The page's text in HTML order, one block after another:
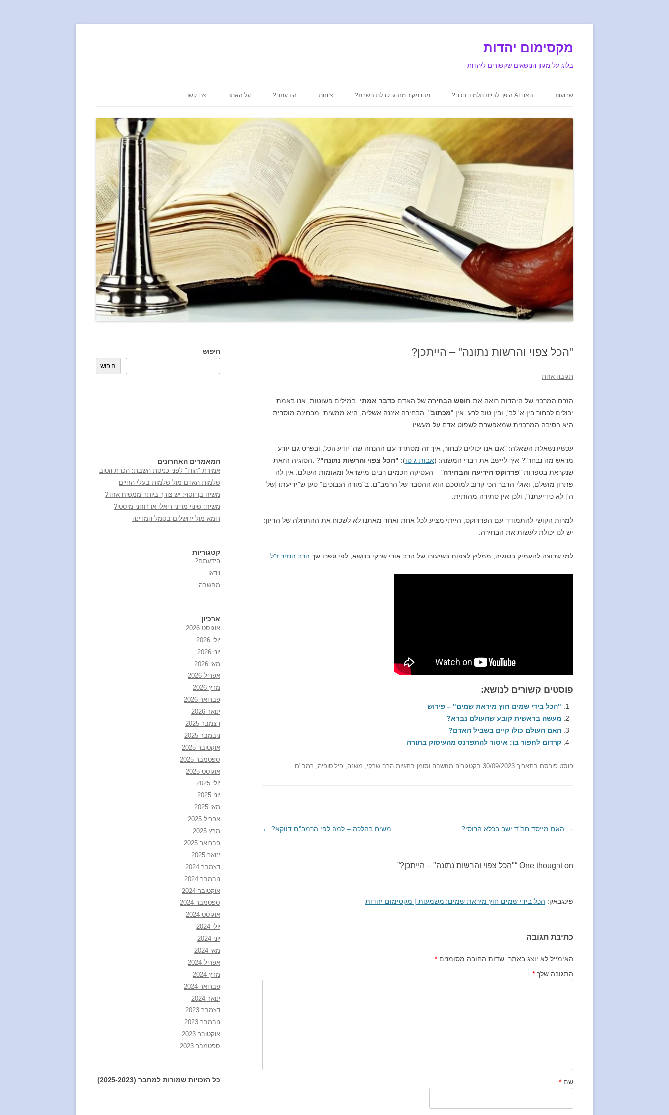
מקסימום יהדות
בלוג על מגוון הנושאים שקשורים ליהדות
לתוכן
שבועות האם AI הופך להיות תלמיד חכם? מהו מקור מנהגי קבלת השבת? ציונות הידעתם? על האתר צרו קשר
"הכל צפוי והרשות נתונה" – הייתכן?
תגובה אחת
הזרם המרכזי של היהדות רואה את חופש הבחירה של האדם כדבר אמתי. במילים פשוטות, אנו באמת
יכולים לבחור בין א' לב', ובין טוב לרע. אין "מכּתוּבּ". הבחירה איננה אשליה, היא ממשית. מבחינה מוסרית
היא הסיבה המרכזית שמאפשרת לשפוט אדם על מעשיו.
עכשיו נשאלת השאלה: "אם אנו יכולים לבחור, איך זה מסתדר עם ההנחה שה' יודע הכל, ובפרט גם יודע
מראש מה נבחר"? איך ליישב את דברי המשנה: (אבות ג טו): "הכל צפוי והרשות נתונה"?
.הסוגיה הזאת –
שנקראת בספרות "פרדוקס הידיעה והבחירה" – העסיקה חכמים רבים מישראל ומאומות העולם. אין לה
פתרון מושלם, ואולי הדבר הכי קרוב למוסכם הוא ההסבר של הרמב"ם. ב"מורה הנבוכים" טען ש"ידיעתו [של
ה'] לא כידיעתנו", ולכן אין סתירה מהותית.
למרות הקושי להתמודד עם הפרדוקס, הייתי מציע לכל אחת ואחד מאתנו לא לשכוח את ההתחלה של הדיון:
יש לנו יכולת לעשות את הבחירה.
למי שרוצה להעמיק בסוגיה, ממליץ לצפות בשיעורו של הרב אורי שרקי בנושא, לפי ספרו שך הרב הנזיר ז"ל.
פוסטים קשורים לנושא:
"הכל בידי שמים חוץ מיראת שמים" – פירוש
מעשה בראשית קובע שהעולם נברא?
האם העולם כולו קיים בשביל האדם?
קרדום לחפור בו: איסור להתפרנס מהעיסוק בתורה
פוסט פורסם בתאריך 30/09/2023 בקטגוריה מחשבה וסומן בתגיות הרב שרקי משנה פילוסופיה רמב"ם
ניווט
→ האם מייסד חב"ד ישב בכלא הרוסי? משיח בהלכה – למה לפי הרמב"ם דווקא? ←
One thought on “ "הכל צפוי והרשות נתונה" – הייתכן?”
פינגבאק: הכל בידי שמים חוץ מיראת שמים: משמעות | מקסימום יהדות
כתיבת תגובה
האימייל לא יוצג באתר. שדות החובה מסומנים *
התגובה שלך *
שם *
חיפוש
חיפוש
המאמרים האחרונים
אמירת "הודו" לפני כניסת השבת: הכרת הטוב
שלמות האדם מול שלמות בעלי החיים
משיח בן יוסף: יש צורך ביותר ממשיח אחד?
משיח: שינוי מדיני-ריאלי או רוחני-מיסטי?
רומא מול ירושלים בסמל המדינה
קטגוריות
הידעתם?
וידאו
מחשבה
ארכיון
אוגוסט 2026
יולי 2026
יוני 2026
מאי 2026
אפריל 2026
מרץ 2026
פברואר 2026
ינואר 2026
דצמבר 2025
נובמבר 2025
אוקטובר 2025
ספטמבר 2025
אוגוסט 2025
יולי 2025
יוני 2025
מאי 2025
אפריל 2025
מרץ 2025
פברואר 2025
ינואר 2025
דצמבר 2024
נובמבר 2024
אוקטובר 2024
ספטמבר 2024
אוגוסט 2024
יולי 2024
יוני 2024
מאי 2024
אפריל 2024
מרץ 2024
פברואר 2024
ינואר 2024
דצמבר 2023
נובמבר 2023
אוקטובר 2023
ספטמבר 2023
כל הזכויות שמורות למחבר (2025-2023)